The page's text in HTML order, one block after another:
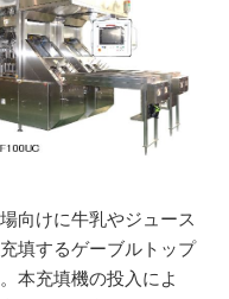
向けに牛乳やジュース
填するゲーブルトップ
本充填機の投入によ